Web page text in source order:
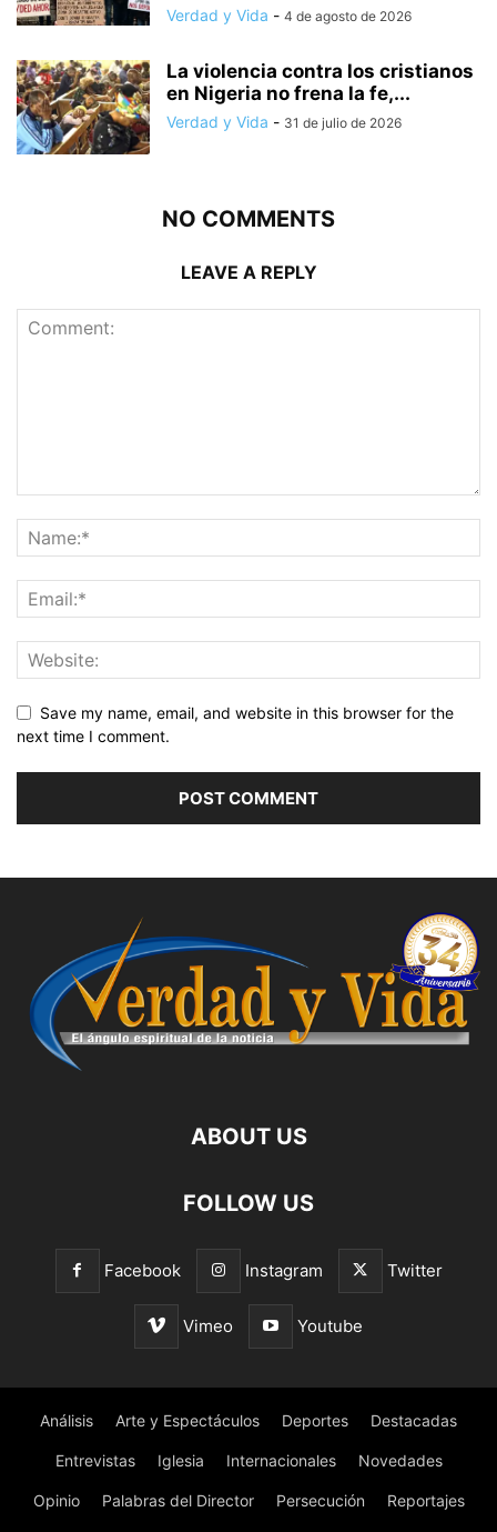
Verdad y Vida - 4 de agosto de 2026
La violencia contra los cristianos
en Nigeria no frena la fe,...
Verdad y Vida - 31 de julio de 2026
NO COMMENTS
LEAVE A REPLY
Save my name, email, and website in this browser for the
next time I comment.
ABOUT US
FOLLOW US
Facebook Instagram Twitter
Vimeo Youtube
Análisis Arte y Espectáculos Deportes Destacadas
Entrevistas Iglesia Internacionales Novedades
Opinio Palabras del Director Persecución Reportajes